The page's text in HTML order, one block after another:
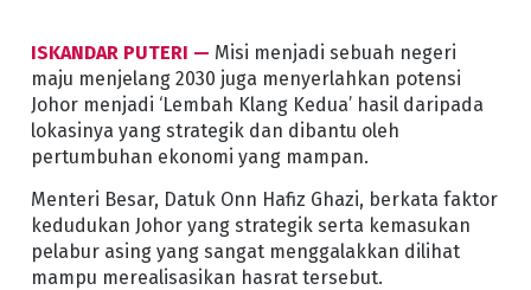
ISKANDAR PUTERI — Misi menjadi sebuah negeri
maju menjelang 2030 juga menyerlahkan potensi
Johor menjadi ‘Lembah Klang Kedua’ hasil daripada
lokasinya yang strategik dan dibantu oleh
pertumbuhan ekonomi yang mampan.
Menteri Besar, Datuk Onn Hafiz Ghazi, berkata faktor
kedudukan Johor yang strategik serta kemasukan
pelabur asing yang sangat menggalakkan dilihat
mampu merealisasikan hasrat tersebut.